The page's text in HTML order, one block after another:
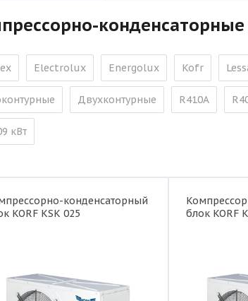
Electrolux Energolux Kofr
Двухконтурные R410A
кВт
конденсаторный
KORF KSK 025
блок KORF